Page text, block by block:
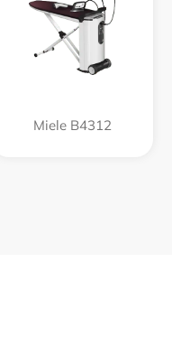
Miele B4312